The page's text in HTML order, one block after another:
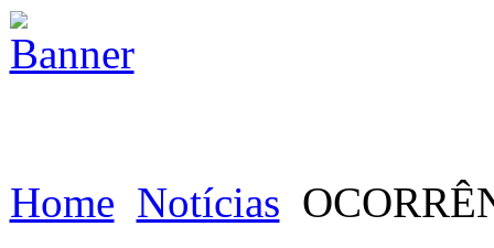
Home Notícias